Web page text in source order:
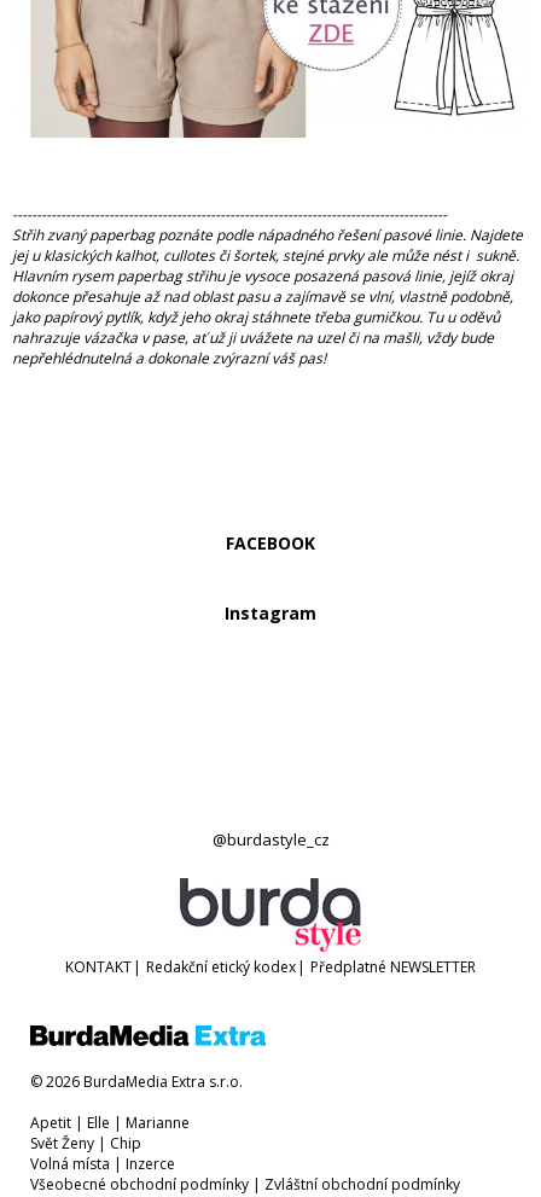
------------------------------------------------------------------------------------------
Střih zvaný paperbag poznáte podle nápadného řešení pasové linie. Najdete
jej u klasických kalhot, cullotes či šortek, stejné prvky ale může nést i sukně.
Hlavním rysem paperbag střihu je vysoce posazená pasová linie, jejíž okraj
dokonce přesahuje až nad oblast pasu a zajímavě se vlní, vlastně podobně,
jako papírový pytlík, když jeho okraj stáhnete třeba gumičkou. Tu u oděvů
nahrazuje vázačka v pase, ať už ji uvážete na uzel či na mašli, vždy bude
nepřehlédnutelná a dokonale zvýrazní váš pas!
FACEBOOK
Instagram
@burdastyle_cz
KONTAKT| Redakční etický kodex| Předplatné NEWSLETTER
© 2026 BurdaMedia Extra s.r.o.
Apetit | Elle | Marianne
Svět Ženy | Chip
Volná místa | Inzerce
Všeobecné obchodní podmínky | Zvláštní obchodní podmínky